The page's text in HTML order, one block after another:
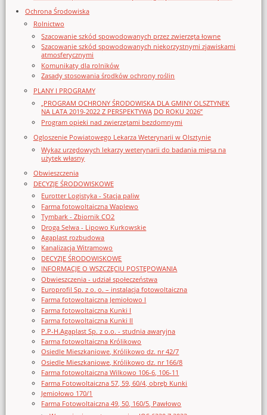
Ochrona Środowiska
Rolnictwo
Szacowanie szkód spowodowanych przez zwierzęta łowne
Szacowanie szkód spowodowanych niekorzystnymi zjawiskami
atmosferycznymi
Komunikaty dla rolników
Zasady stosowania środków ochrony roślin
PLANY I PROGRAMY
„PROGRAM OCHRONY ŚRODOWISKA DLA GMINY OLSZTYNEK
NA LATA 2019-2022 Z PERSPEKTYWĄ DO ROKU 2026”
Program opieki nad zwierzętami bezdomnymi
Ogloszenie Powiatowego Lekarza Weterynarii w Olsztynie
Wykaz urzędowych lekarzy weterynarii do badania mięsa na
użytek własny
Obwieszczenia
DECYZJE ŚRODOWISKOWE
Eurotter Logistyka - Stacja paliw
Farma fotowoltaiczna Waplewo
Tymbark - Zbiornik CO2
Droga Selwa - Lipowo Kurkowskie
Agaplast rozbudowa
Kanalizacja Witramowo
DECYZJE ŚRODOWISKOWE
INFORMACJE O WSZCZĘCIU POSTĘPOWANIA
Obwieszczenia - udział społeczeństwa
Europrofil Sp. z o. o. – instalacja fotowoltaiczna
Farma fotowoltaiczna Jemiołowo I
Farma fotowoltaiczna Kunki I
Farma fotowoltaiczna Kunki II
P.P-H.Agaplast Sp. z o.o. - studnia awaryjna
Farma fotowoltaiczna Królikowo
Osiedle Mieszkaniowe, Królikowo dz. nr 42/7
Osiedle Mieszkaniowe, Królikowo dz. nr 166/8
Farma fotowoltaiczna Wilkowo 106-6, 106-11
Farma Fotowoltaiczna 57, 59, 60/4, obręb Kunki
Jemiołowo 170/1
Farma Fotowoltaiczna 49, 50, 160/5, Pawłowo